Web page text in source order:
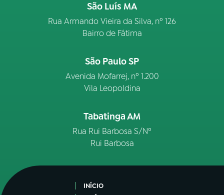
São Luís MA
Rua Armando Vieira da Silva, nº 126
Bairro de Fátima
São Paulo SP
Avenida Mofarrej, nº 1.200
Vila Leopoldina
Tabatinga AM
Rua Rui Barbosa S/Nº
Rui Barbosa
INÍCIO